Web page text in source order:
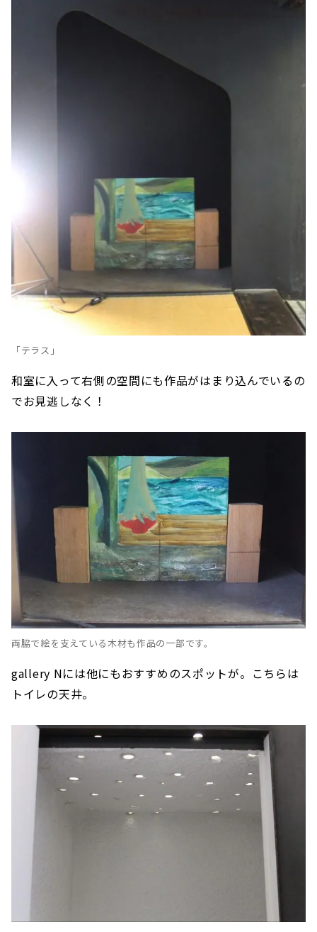
「テラス」
和室に入って右側の空間にも作品がはまり込んでいるの
でお見逃しなく！
両脇で絵を支えている木材も作品の一部です。
gallery Nには他にもおすすめのスポットが。こちらは
トイレの天井。